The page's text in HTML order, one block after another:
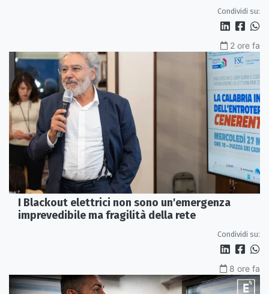
Condividi su:
2 ore fa
I Blackout elettrici non sono un'emergenza
imprevedibile ma fragilità della rete
Condividi su:
8 ore fa